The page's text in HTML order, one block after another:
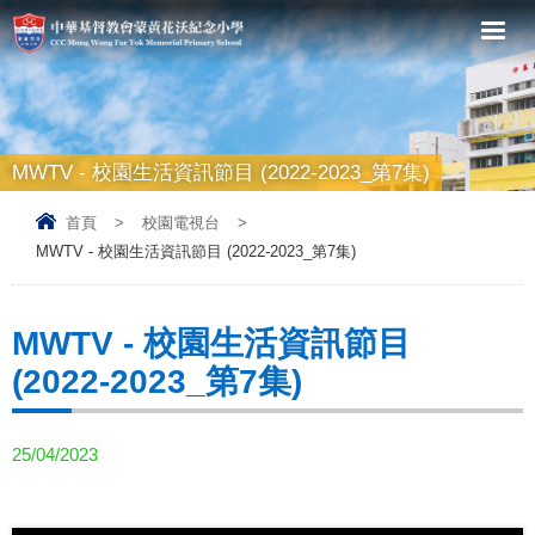
MWTV - 校園生活資訊節目 (2022-2023_第7集)
首頁 > 校園電視台
>
MWTV - 校園生活資訊節目 (2022-2023_第7集)
MWTV - 校園生活資訊節目
(2022-2023_第7集)
25/04/2023